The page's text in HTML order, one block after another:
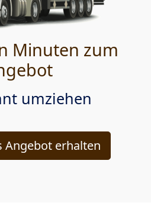
Minuten zum
umziehen
Angebot erhalten